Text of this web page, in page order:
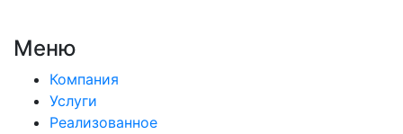
Меню
Компания
Услуги
Реализованное